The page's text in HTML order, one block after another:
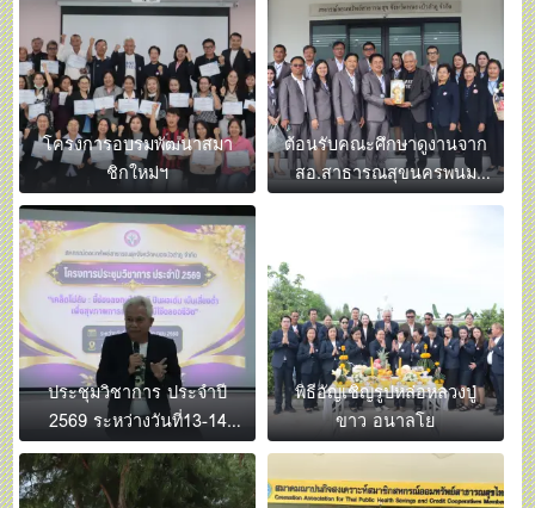
โครงการอบรมพัฒนาสมา
ชิกใหม่ฯ
ต้อนรับคณะศึกษาดูงานจาก
สอ.สาธารณสุขนครพนม
จำกัด
ประชุมวิชาการ ประจำปี
2569 ระหว่างวันที่13-14
มิ.ย.69
พิธีอัญเชิญรูปหล่อหลวงปู่
ขาว อนาลโย